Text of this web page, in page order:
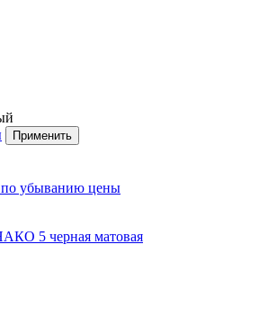
Применить
по убыванию цены
5 черная матовая